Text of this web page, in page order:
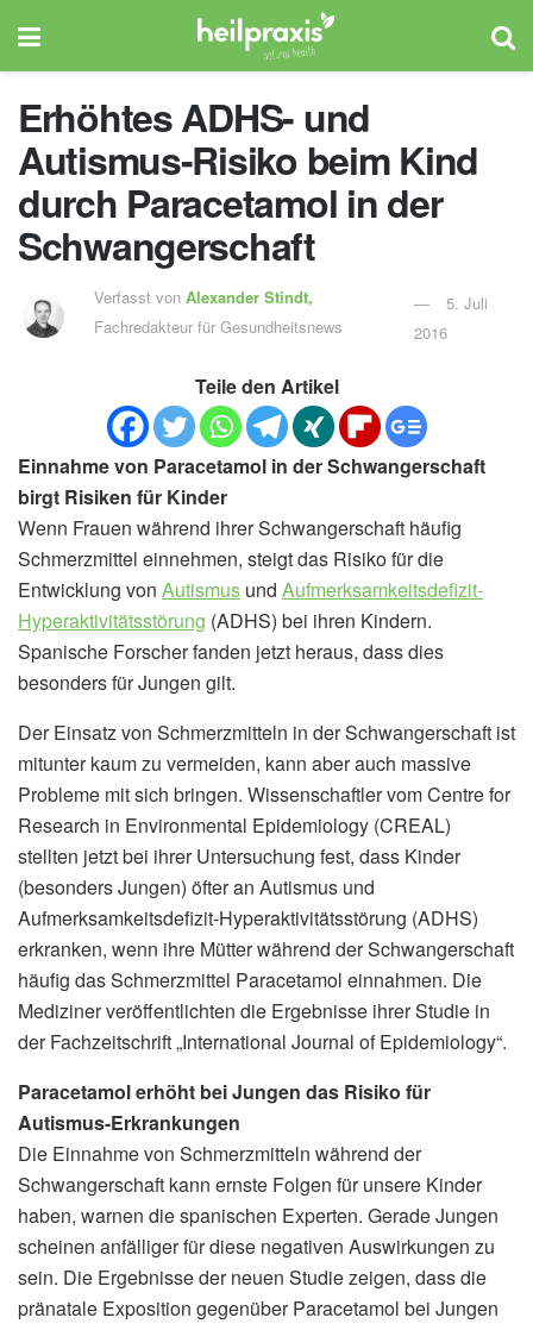
Erhöhtes ADHS- und
Autismus-Risiko beim Kind
durch Paracetamol in der
Schwangerschaft
Verfasst von Alexander Stindt,
Fachredakteur für Gesundheitsnews
5. Juli
2016
Teile den Artikel
Einnahme von Paracetamol in der Schwangerschaft
birgt Risiken für Kinder
Wenn Frauen während ihrer Schwangerschaft häufig
Schmerzmittel einnehmen, steigt das Risiko für die
Entwicklung von Autismus und Aufmerksamkeitsdefizit-
Hyperaktivitätsstörung (ADHS) bei ihren Kindern.
Spanische Forscher fanden jetzt heraus, dass dies
besonders für Jungen gilt.
Der Einsatz von Schmerzmitteln in der Schwangerschaft ist
mitunter kaum zu vermeiden, kann aber auch massive
Probleme mit sich bringen. Wissenschaftler vom Centre for
Research in Environmental Epidemiology (CREAL)
stellten jetzt bei ihrer Untersuchung fest, dass Kinder
(besonders Jungen) öfter an Autismus und
Aufmerksamkeitsdefizit-Hyperaktivitätsstörung (ADHS)
erkranken, wenn ihre Mütter während der Schwangerschaft
häufig das Schmerzmittel Paracetamol einnahmen. Die
Mediziner veröffentlichten die Ergebnisse ihrer Studie in
der Fachzeitschrift „International Journal of Epidemiology“.
Paracetamol erhöht bei Jungen das Risiko für
Autismus-Erkrankungen
Die Einnahme von Schmerzmitteln während der
Schwangerschaft kann ernste Folgen für unsere Kinder
haben, warnen die spanischen Experten. Gerade Jungen
scheinen anfälliger für diese negativen Auswirkungen zu
sein. Die Ergebnisse der neuen Studie zeigen, dass die
pränatale Exposition gegenüber Paracetamol bei Jungen